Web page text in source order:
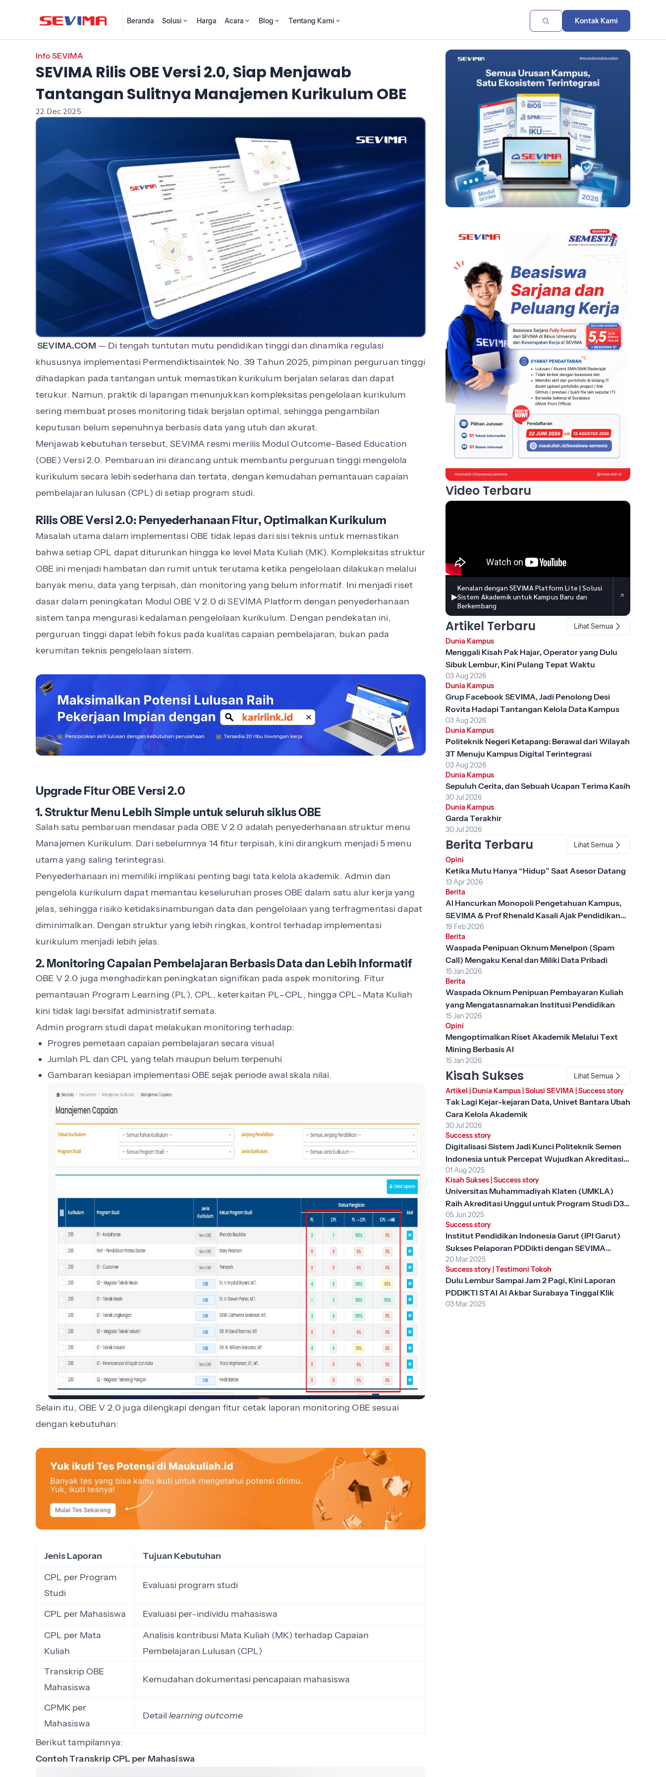
Beranda Solusi Harga Acara Blog Tentang Kami Kontak Kami
Info SEVIMA
SEVIMA Rilis OBE Versi 2.0, Siap Menjawab
Tantangan Sulitnya Manajemen Kurikulum OBE
22 Dec 2025
SEVIMA.COM — Di tengah tuntutan mutu pendidikan tinggi dan dinamika regulasi
khususnya implementasi Permendiktisaintek No. 39 Tahun 2025, pimpinan perguruan tinggi
dihadapkan pada tantangan untuk memastikan kurikulum berjalan selaras dan dapat
terukur. Namun, praktik di lapangan menunjukkan kompleksitas pengelolaan kurikulum
sering membuat proses monitoring tidak berjalan optimal, sehingga pengambilan
keputusan belum sepenuhnya berbasis data yang utuh dan akurat.
Menjawab kebutuhan tersebut, SEVIMA resmi merilis Modul Outcome-Based Education
(OBE) Versi 2.0. Pembaruan ini dirancang untuk membantu perguruan tinggi mengelola
kurikulum secara lebih sederhana dan tertata, dengan kemudahan pemantauan capaian
pembelajaran lulusan (CPL) di setiap program studi.
Rilis OBE Versi 2.0: Penyederhanaan Fitur, Optimalkan Kurikulum
Masalah utama dalam implementasi OBE tidak lepas dari sisi teknis untuk memastikan
bahwa setiap CPL dapat diturunkan hingga ke level Mata Kuliah (MK). Kompleksitas struktur
OBE ini menjadi hambatan dan rumit untuk terutama ketika pengelolaan dilakukan melalui
banyak menu, data yang terpisah, dan monitoring yang belum informatif. Ini menjadi riset
dasar dalam peningkatan Modul OBE V 2.0 di SEVIMA Platform dengan penyederhanaan
sistem tanpa mengurasi kedalaman pengelolaan kurikulum. Dengan pendekatan ini,
perguruan tinggi dapat lebih fokus pada kualitas capaian pembelajaran, bukan pada
kerumitan teknis pengelolaan sistem.
Upgrade Fitur OBE Versi 2.0
1. Struktur Menu Lebih Simple untuk seluruh siklus OBE
Salah satu pembaruan mendasar pada OBE V 2.0 adalah penyederhanaan struktur menu
Manajemen Kurikulum. Dari sebelumnya 14 fitur terpisah, kini dirangkum menjadi 5 menu
utama yang saling terintegrasi.
Penyederhanaan ini memiliki implikasi penting bagi tata kelola akademik. Admin dan
pengelola kurikulum dapat memantau keseluruhan proses OBE dalam satu alur kerja yang
jelas, sehingga risiko ketidaksinambungan data dan pengelolaan yang terfragmentasi dapat
diminimalkan. Dengan struktur yang lebih ringkas, kontrol terhadap implementasi
kurikulum menjadi lebih jelas.
2. Monitoring Capaian Pembelajaran Berbasis Data dan Lebih Informatif
OBE V 2.0 juga menghadirkan peningkatan signifikan pada aspek monitoring. Fitur
pemantauan Program Learning (PL), CPL, keterkaitan PL–CPL, hingga CPL–Mata Kuliah
kini tidak lagi bersifat administratif semata.
Admin program studi dapat melakukan monitoring terhadap:
Progres pemetaan capaian pembelajaran secara visual
Jumlah PL dan CPL yang telah maupun belum terpenuhi
Gambaran kesiapan implementasi OBE sejak periode awal skala nilai.
Selain itu, OBE V 2.0 juga dilengkapi dengan fitur cetak laporan monitoring OBE sesuai
dengan kebutuhan:
Jenis Laporan
Tujuan Kebutuhan
CPL per Program
Studi
Evaluasi program studi
CPL per Mahasiswa
Evaluasi per-individu mahasiswa
CPL per Mata
Kuliah
Analisis kontribusi Mata Kuliah (MK) terhadap Capaian
Pembelajaran Lulusan (CPL)
Transkrip OBE
Mahasiswa
Kemudahan dokumentasi pencapaian mahasiswa
CPMK per
Mahasiswa
Detail learning outcome
Berikut tampilannya:
Contoh Transkrip CPL per Mahasiswa
Video Terbaru
▶
Kenalan dengan SEVIMA Platform Lite | Solusi
Sistem Akademik untuk Kampus Baru dan
Berkembang
Artikel Terbaru
Lihat Semua
Dunia Kampus
Menggali Kisah Pak Hajar, Operator yang Dulu
Sibuk Lembur, Kini Pulang Tepat Waktu
03 Aug 2026
Dunia Kampus
Grup Facebook SEVIMA, Jadi Penolong Desi
Rovita Hadapi Tantangan Kelola Data Kampus
03 Aug 2026
Dunia Kampus
Politeknik Negeri Ketapang: Berawal dari Wilayah
3T Menuju Kampus Digital Terintegrasi
03 Aug 2026
Dunia Kampus
Sepuluh Cerita, dan Sebuah Ucapan Terima Kasih
30 Jul 2026
Dunia Kampus
Garda Terakhir
30 Jul 2026
Berita Terbaru
Lihat Semua
Opini
Ketika Mutu Hanya “Hidup” Saat Asesor Datang
13 Apr 2026
Berita
AI Hancurkan Monopoli Pengetahuan Kampus,
SEVIMA & Prof Rhenald Kasali Ajak Pendidikan
Tinggi Berubah
19 Feb 2026
Berita
Waspada Penipuan Oknum Menelpon (Spam
Call) Mengaku Kenal dan Miliki Data Pribadi
15 Jan 2026
Berita
Waspada Oknum Penipuan Pembayaran Kuliah
yang Mengatasnamakan Institusi Pendidikan
15 Jan 2026
Opini
Mengoptimalkan Riset Akademik Melalui Text
Mining Berbasis AI
15 Jan 2026
Kisah Sukses
Lihat Semua
Artikel Dunia Kampus| Solusi SEVIMA| Success story
Tak Lagi Kejar-kejaran Data, Univet Bantara Ubah
Cara Kelola Akademik
30 Jul 2026
Success story
Digitalisasi Sistem Jadi Kunci Politeknik Semen
Indonesia untuk Percepat Wujudkan Akreditasi
Unggul
01 Aug 2025
Kisah Sukses| Success story
Universitas Muhammadiyah Klaten (UMKLA)
Raih Akreditasi Unggul untuk Program Studi D3
Keperawatan dengan SEVIMA Platform
05 Jun 2025
Success story
Institut Pendidikan Indonesia Garut (IPI Garut)
Sukses Pelaporan PDDikti dengan SEVIMA
Platform
20 Mar 2025
Success story| Testimoni Tokoh
Dulu Lembur Sampai Jam 2 Pagi, Kini Laporan
PDDIKTI STAI Al Akbar Surabaya Tinggal Klik
03 Mar 2025